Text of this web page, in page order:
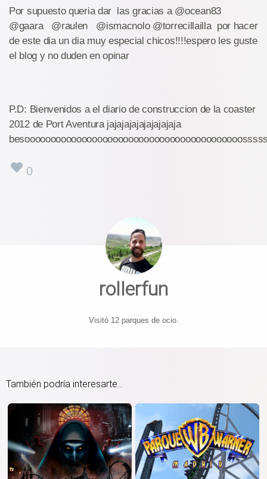
Por supuesto queria dar las gracias a @ocean83
@gaara @raulen @ismacnolo @torrecillailla por hacer
de este dia un dia muy especial chicos!!!!espero les guste
el blog y no duden en opinar
P.D: Bienvenidos a el diario de construccion de la coaster
2012 de Port Aventura jajajajajajajajajaja
0
rollerfun
Visitó 12 parques de ocio.
También podría interesarte...